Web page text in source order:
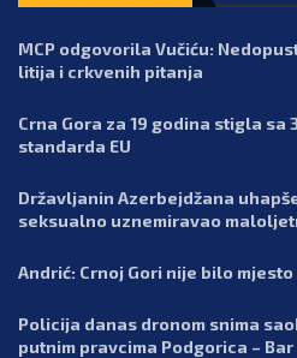
MCP odgovorila Vučiću:
litija i crkvenih pitanja
Crna Gora za 19 godina stigla sa
standarda EU
Državljanin Azerbejdžana
seksualno uznemiravao
Andrić: Crnoj Gori nije bilo
Policija danas dronom snima
putnim pravcima Podgorica –